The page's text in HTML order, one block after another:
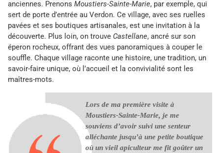
anciennes. Prenons Moustiers-Sainte-Marie, par exemple, qui
sert de porte d’entrée au Verdon. Ce village, avec ses ruelles
pavées et ses boutiques artisanales, est une invitation à la
découverte. Plus loin, on trouve Castellane, ancré sur son
éperon rocheux, offrant des vues panoramiques à couper le
souffle. Chaque village raconte une histoire, une tradition, un
savoir-faire unique, où l’accueil et la convivialité sont les
maîtres-mots.
Lors de ma première visite à
Moustiers-Sainte-Marie, je me
souviens d’avoir suivi une senteur
alléchante jusqu’à une petite boutique
où un vieil apiculteur me fit goûter un